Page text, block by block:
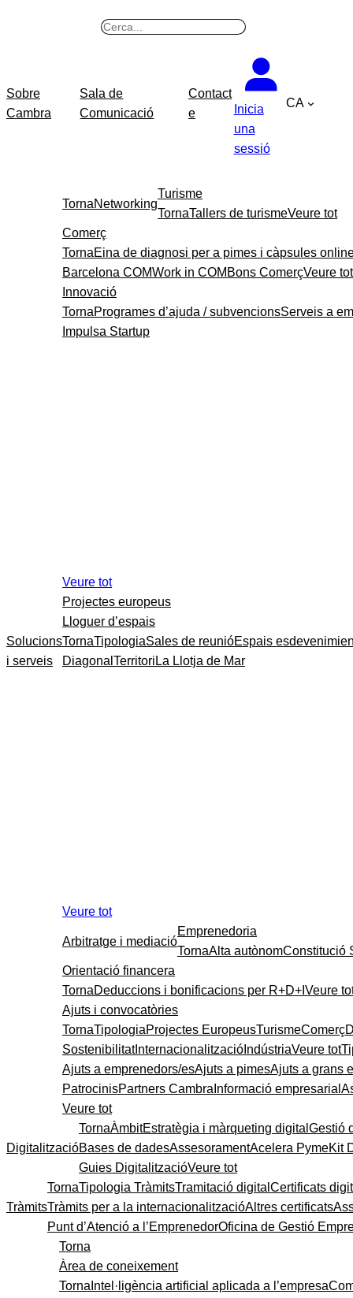
B
Sobre
Cambra
Sala de
Comunicació
Contact
e
Inicia
una
sessió
CA
Solucions
i serveis
TornaNetworking
Turisme
TornaTallers de turismeVeure tot
Comerç
TornaEina de diagnosi per a pimes i càpsules
Barcelona COMWork in COM Bons ComerçVeure tot
Innovació
TornaProgrames d’ajuda / subvencionsServeis a
Impulsa Startup
Veure tot
Projectes europeus
Lloguer d’espais
TornaTipologiaSales de reunióEspais
Diagonal Territori La Llotja de Mar
Veure tot
Arbitratge i mediació
Emprenedoria
TornaAlta autònomConstitució
Orientació financera
TornaDeduccions i bonificacions per R+D+I Veure
Ajuts i convocatòries
TornaTipologiaProjectes EuropeusTurismeComerç
SostenibilitatInternacionalització IndústriaVeure tot
Ajuts a emprenedors/esAjuts a pimesAjuts a grans
PatrocinisPartners Cambra Informació empresarial
Veure tot
Digitalització
TornaÀmbitEstratègia i màrqueting digital Gestió
Bases de dadesAssesoramentAcelera PymeKit
Guies DigitalitzacióVeure tot
Tràmits
TornaTipologia TràmitsTramitació digital Certificats
Tràmits per a la internacionalitzacióAltres certificats
Punt d’Atenció a l’EmprenedorOficina de Gestió
Torna
Àrea de coneixement
Torna Intel·ligència artificial aplicada a l’empresa